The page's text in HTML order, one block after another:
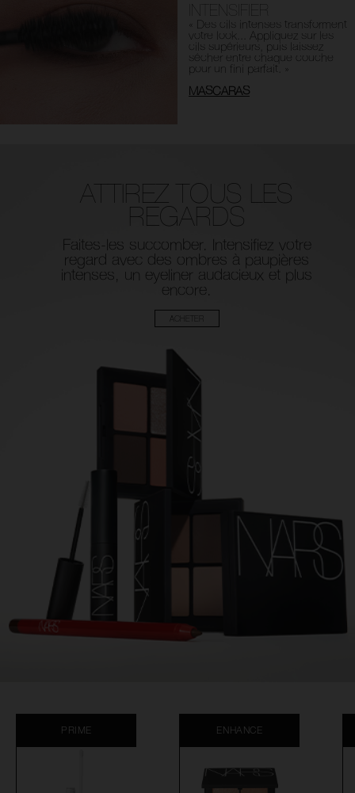
INTENSIFIER
« Des cils intenses transforment
votre look... Appliquez sur les
cils supérieurs, puis laissez
sécher entre chaque couche
pour un fini parfait. »
MASCARAS
ATTIREZ TOUS LES
REGARDS
Faites-les succomber. Intensifiez votre
regard avec des ombres à paupières
intenses, un eyeliner audacieux et plus
encore.
ACHETER
PRIME ENHANCE